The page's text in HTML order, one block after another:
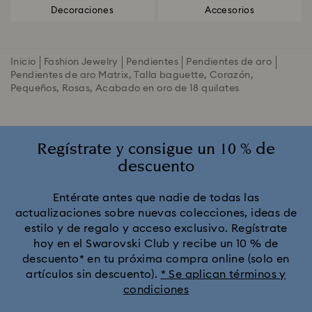
Decoraciones Accesorios
Inicio Fashion Jewelry Pendientes
Pendientes de aro
Pendientes de aro Matrix, Talla baguette, Corazón,
Pequeños, Rosas, Acabado en oro de 18 quilates
Regístrate y consigue un 10 % de
descuento
Entérate antes que nadie de todas las
actualizaciones sobre nuevas colecciones, ideas de
estilo y de regalo y acceso exclusivo. Regístrate
hoy en el Swarovski Club y recibe un 10 % de
descuento* en tu próxima compra online (solo en
artículos sin descuento). * Se aplican términos y
condiciones